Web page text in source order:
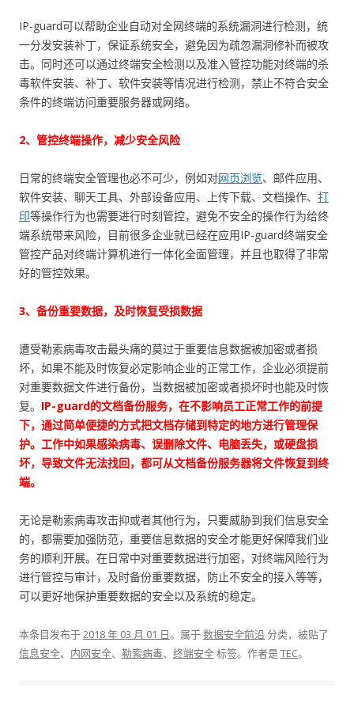
IP-guard可以帮助企业自动对全网终端的系统漏洞进行检测，统
一分发安装补丁，保证系统安全，避免因为疏忽漏洞修补而被攻
击。同时还可以通过终端安全检测以及准入管控功能对终端的杀
毒软件安装、补丁、软件安装等情况进行检测，禁止不符合安全
条件的终端访问重要服务器或网络。
2、管控终端操作，减少安全风险
日常的终端安全管理也必不可少，例如对网页浏览、邮件应用、
软件安装、聊天工具、外部设备应用、上传下载、文档操作、 打
印等操作行为也需要进行时刻管控，避免不安全的操作行为给终
端系统带来风险，目前很多企业就已经在应用IP-guard终端安全
管控产品对终端计算机进行一体化全面管理，并且也取得了非常
好的管控效果。
3、备份重要数据，及时恢复受损数据
遭受勒索病毒攻击最头痛的莫过于重要信息数据被加密或者损
坏，如果不能及时恢复必定影响企业的正常工作，企业必须提前
对重要数据文件进行备份，当数据被加密或者损坏时也能及时恢
复。 IP-guard的文档备份服务，在不影响员工正常工作的前提
下，通过简单便捷的方式把文档存储到特定的地方进行管理保
护。工作中如果感染病毒、误删除文件、电脑丢失，或硬盘损
坏，导致文件无法找回，都可从文档备份服务器将文件恢复到终
端。
无论是勒索病毒攻击抑或者其他行为，只要威胁到我们信息安全
的，都需要加强防范，重要信息数据的安全才能更好保障我们业
务的顺利开展。在日常中对重要数据进行加密，对终端风险行为
进行管控与审计，及时备份重要数据，防止不安全的接入等等，
可以更好地保护重要数据的安全以及系统的稳定。
本条目发布于2018 年 03 月 01 日。属于数据安全前沿分类，被贴了
信息安全、 内网安全、 勒索病毒、 终端安全标签。 作者是TEC。